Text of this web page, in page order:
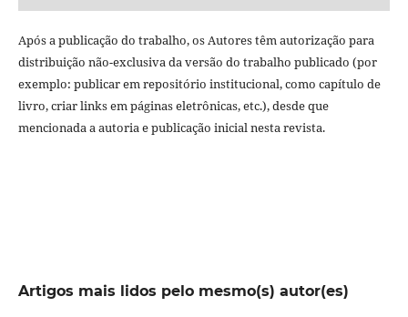
Após a publicação do trabalho, os Autores têm autorização para
distribuição não-exclusiva da versão do trabalho publicado (por
exemplo: publicar em repositório institucional, como capítulo de
livro, criar links em páginas eletrônicas, etc.), desde que
mencionada a autoria e publicação inicial nesta revista.
Artigos mais lidos pelo mesmo(s) autor(es)